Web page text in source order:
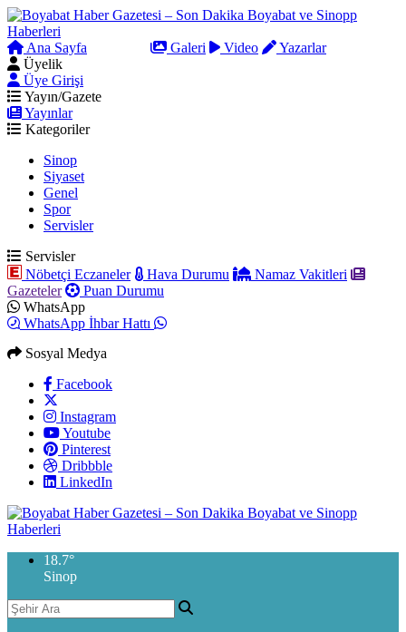
Ana Sayfa Galeri Video
Yazarlar
Üyelik
Üye Girişi
Yayın/Gazete
Yayınlar
Kategoriler
Sinop
Siyaset
Genel
Spor
Servisler
Servisler
Nöbetçi Eczaneler
Hava Durumu
Namaz Vakitleri
Gazeteler
Puan Durumu
WhatsApp
WhatsApp İhbar Hattı
Sosyal Medya
Facebook
Instagram
Youtube
Pinterest
Dribbble
LinkedIn
18.7°
Sinop